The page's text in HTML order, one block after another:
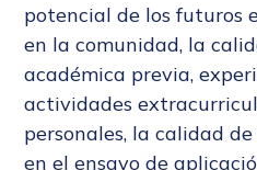
potencial de los futuros
en la comunidad, la
académica previa,
actividades
personales, la calidad
en el ensayo de